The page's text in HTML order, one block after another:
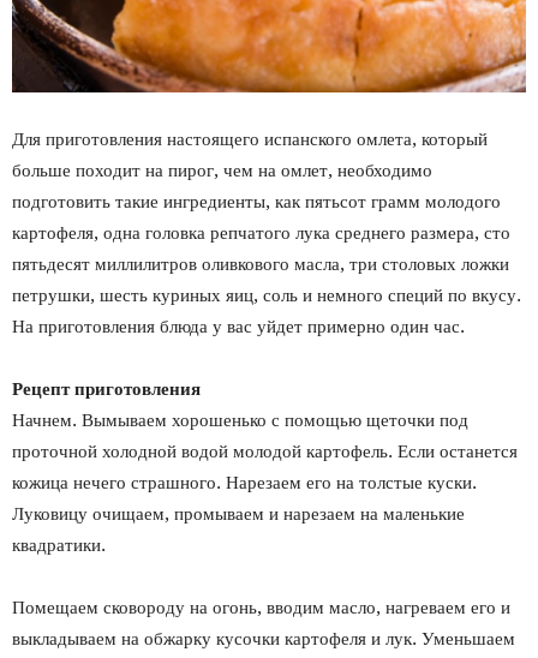
Для приготовления настоящего испанского омлета, который
больше походит на пирог, чем на омлет, необходимо
подготовить такие ингредиенты, как пятьсот грамм молодого
картофеля, одна головка репчатого лука среднего размера, сто
пятьдесят миллилитров оливкового масла, три столовых ложки
петрушки, шесть куриных яиц, соль и немного специй по вкусу.
На приготовления блюда у вас уйдет примерно один час.
Рецепт приготовления
Начнем. Вымываем хорошенько с помощью щеточки под
проточной холодной водой молодой картофель. Если останется
кожица нечего страшного. Нарезаем его на толстые куски.
Луковицу очищаем, промываем и нарезаем на маленькие
квадратики.
Помещаем сковороду на огонь, вводим масло, нагреваем его и
выкладываем на обжарку кусочки картофеля и лук. Уменьшаем